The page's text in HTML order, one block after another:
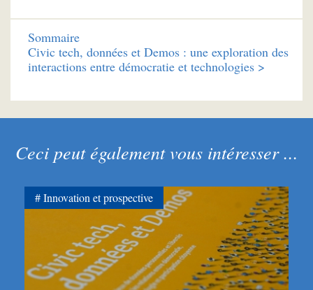
Sommaire
Civic tech, données et Demos : une exploration des
interactions entre démocratie et technologies >
Ceci peut également vous intéresser ...
Innovation et prospective